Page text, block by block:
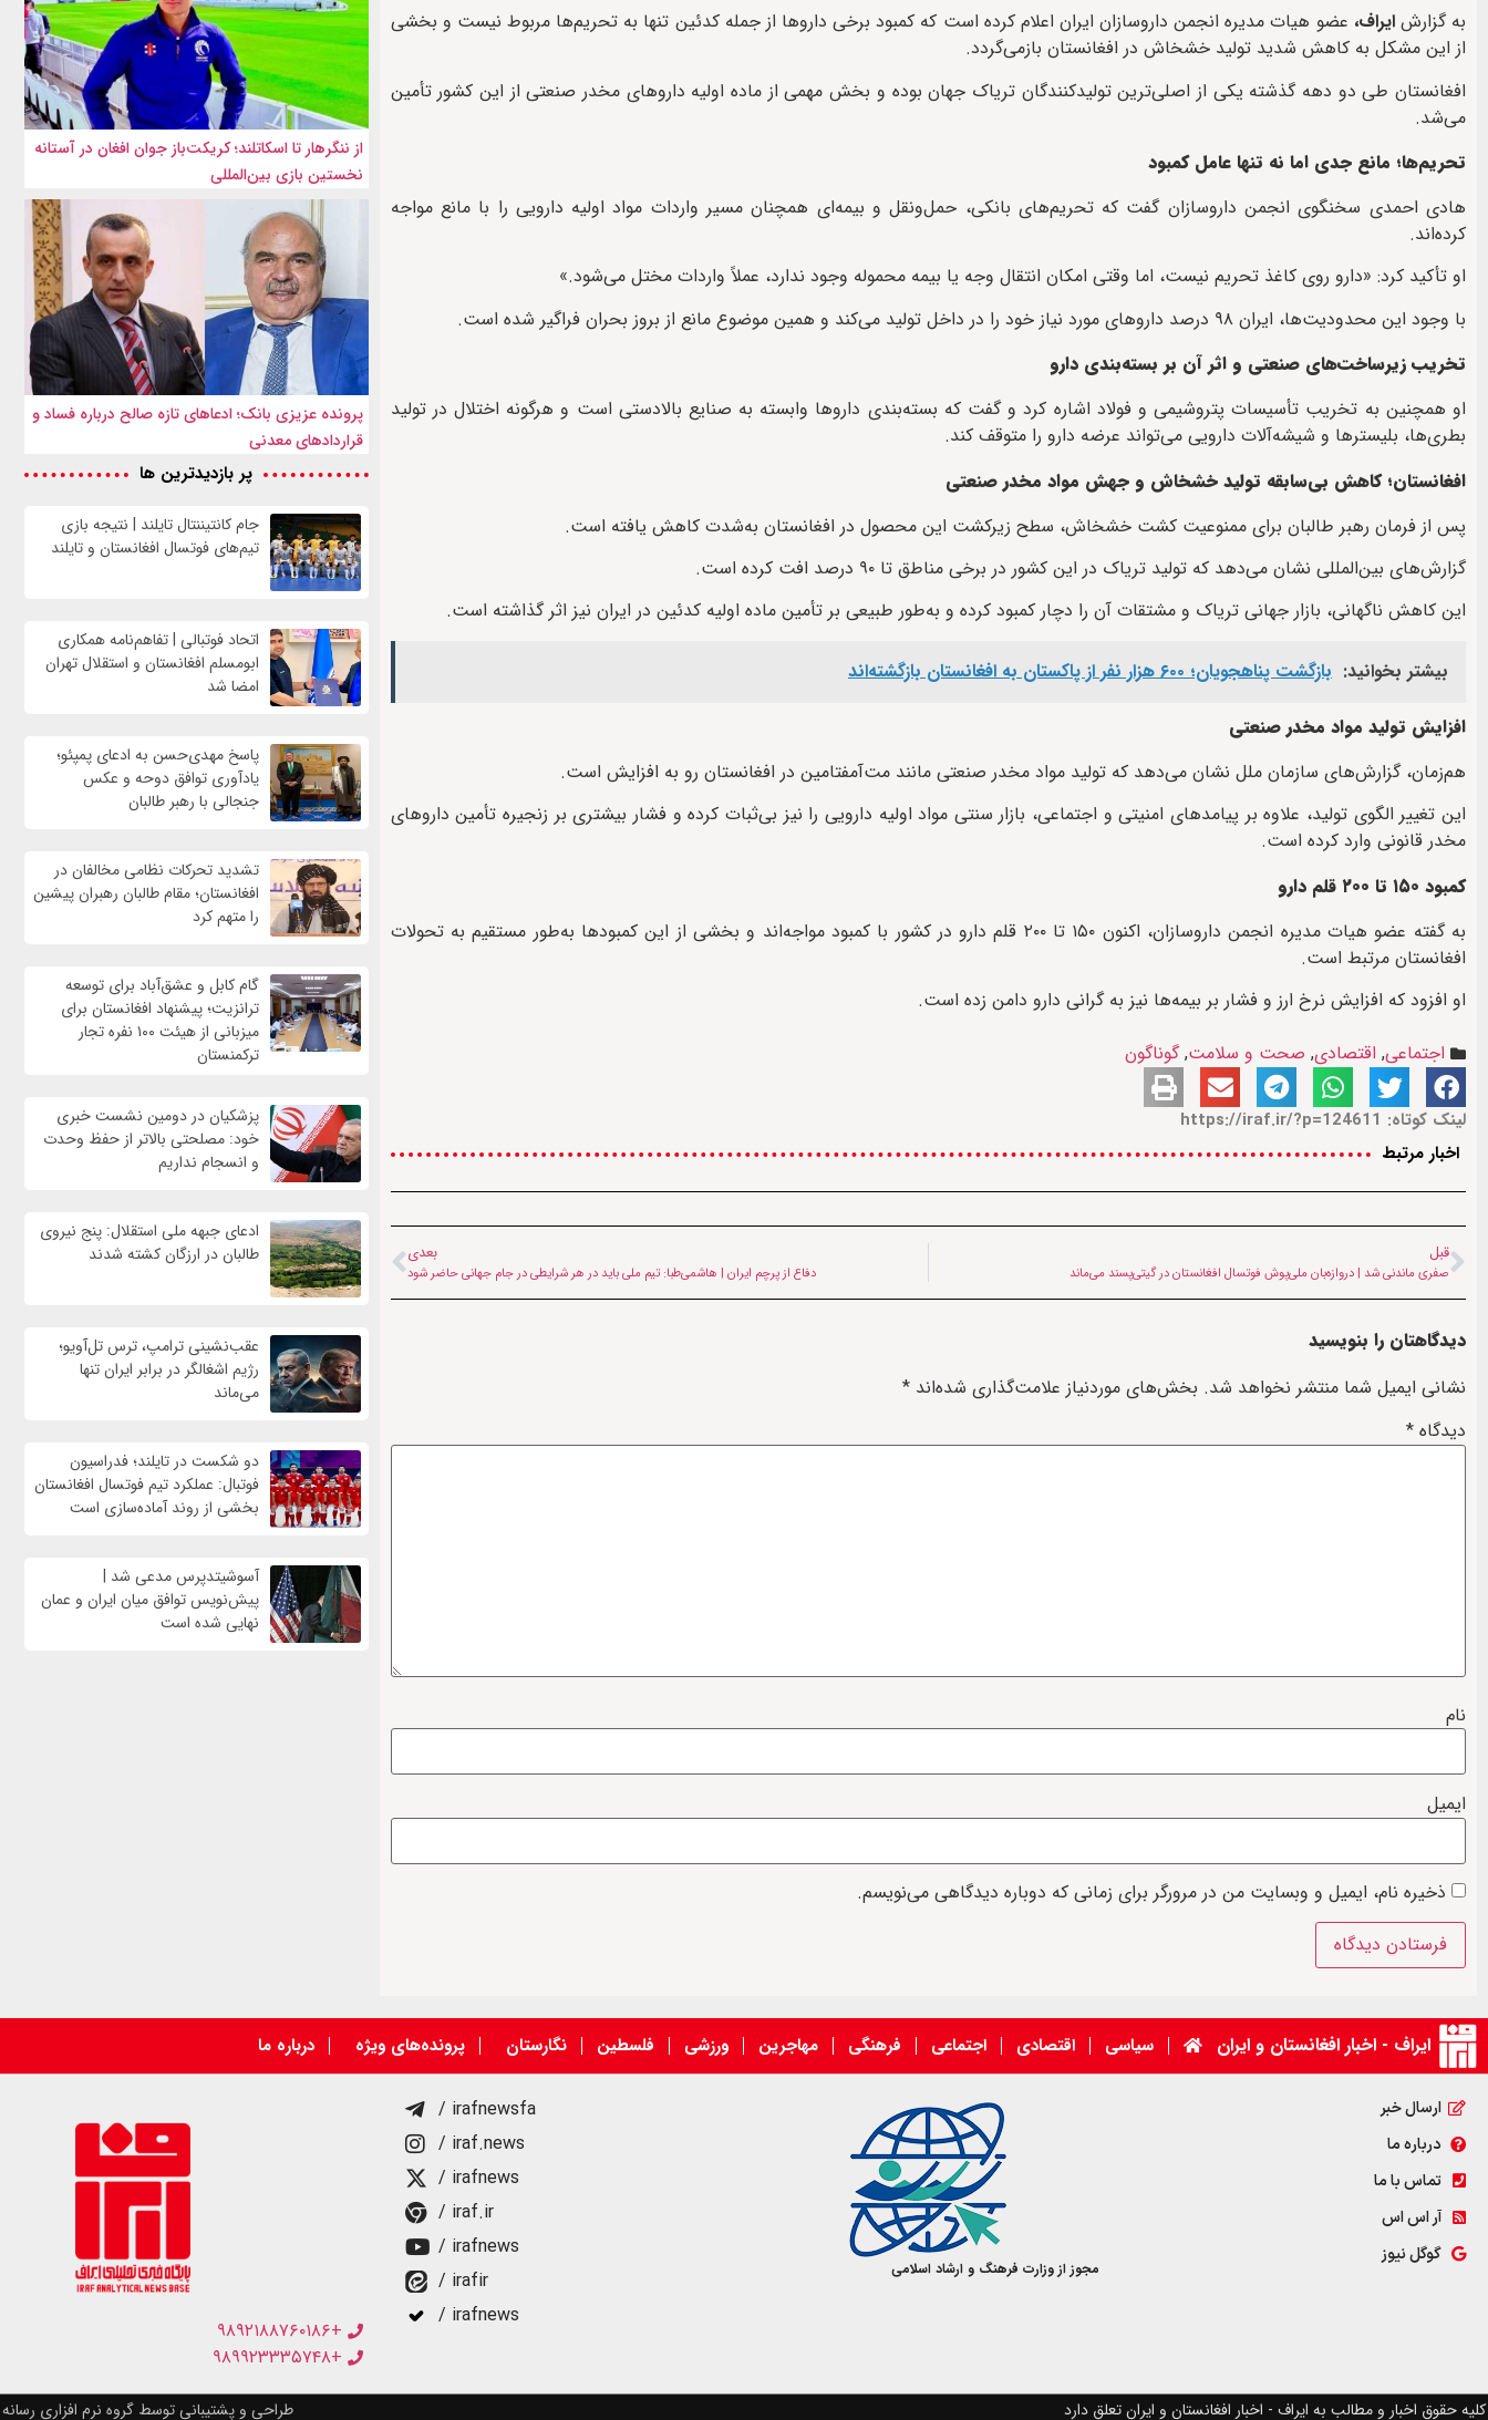
به گزارش ایراف، عضو هیات مدیره انجمن داروسازان ایران اعلام کرده است که کمبود برخی داروها از جمله کدئین تنها به تحریم‌ها مربوط نیست و بخشی
از این مشکل به کاهش شدید تولید خشخاش در افغانستان بازمی‌گردد.
افغانستان طی دو دهه گذشته یکی از اصلی‌ترین تولیدکنندگان تریاک جهان بوده و بخش مهمی از ماده اولیه داروهای مخدر صنعتی از این کشور تأمین
می‌شد.
تحریم‌ها؛ مانع جدی اما نه تنها عامل کمبود
هادی احمدی سخنگوی انجمن داروسازان گفت که تحریم‌های بانکی، حمل‌ونقل و بیمه‌ای همچنان مسیر واردات مواد اولیه دارویی را با مانع مواجه
کرده‌اند.
او تأکید کرد: «دارو روی کاغذ تحریم نیست، اما وقتی امکان انتقال وجه یا بیمه محموله وجود ندارد، عملاً واردات مختل می‌شود.»
با وجود این محدودیت‌ها، ایران ۹۸ درصد داروهای مورد نیاز خود را در داخل تولید می‌کند و همین موضوع مانع از بروز بحران فراگیر شده است.
تخریب زیرساخت‌های صنعتی و اثر آن بر بسته‌بندی دارو
او همچنین به تخریب تأسیسات پتروشیمی و فولاد اشاره کرد و گفت که بسته‌بندی داروها وابسته به صنایع بالادستی است و هرگونه اختلال در تولید
بطری‌ها، بلیسترها و شیشه‌آلات دارویی می‌تواند عرضه دارو را متوقف کند.
افغانستان؛ کاهش بی‌سابقه تولید خشخاش و جهش مواد مخدر صنعتی
پس از فرمان رهبر طالبان برای ممنوعیت کشت خشخاش، سطح زیرکشت این محصول در افغانستان به‌شدت کاهش یافته است.
گزارش‌های بین‌المللی نشان می‌دهد که تولید تریاک در این کشور در برخی مناطق تا ۹۰ درصد افت کرده است.
این کاهش ناگهانی، بازار جهانی تریاک و مشتقات آن را دچار کمبود کرده و به‌طور طبیعی بر تأمین ماده اولیه کدئین در ایران نیز اثر گذاشته است.
بیشتر بخوانید: بازگشت پناهجویان؛ ۶۰۰ هزار نفر از پاکستان به افغانستان بازگشته‌اند
افزایش تولید مواد مخدر صنعتی
هم‌زمان، گزارش‌های سازمان ملل نشان می‌دهد که تولید مواد مخدر صنعتی مانند مت‌آمفتامین در افغانستان رو به افزایش است.
این تغییر الگوی تولید، علاوه بر پیامدهای امنیتی و اجتماعی، بازار سنتی مواد اولیه دارویی را نیز بی‌ثبات کرده و فشار بیشتری بر زنجیره تأمین داروهای
مخدر قانونی وارد کرده است.
کمبود ۱۵۰ تا ۲۰۰ قلم دارو
به گفته عضو هیات مدیره انجمن داروسازان، اکنون ۱۵۰ تا ۲۰۰ قلم دارو در کشور با کمبود مواجه‌اند و بخشی از این کمبودها به‌طور مستقیم به تحولات
افغانستان مرتبط است.
او افزود که افزایش نرخ ارز و فشار بر بیمه‌ها نیز به گرانی دارو دامن زده است.
اجتماعی, اقتصادی, صحت و سلامت,گوناگون
لینک کوتاه: https://iraf.ir/?p=124611
اخبار مرتبط
قبل
صفری ماندنی شد | دروازه‌بان ملی‌پوش فوتسال افغانستان در گیتی‌پسند می‌ماند
بعدی
دفاع از پرچم ایران | هاشمی‌طبا: تیم ملی باید در هر شرایطی در جام جهانی حاضر شود
دیدگاهتان را بنویسید
نشانی ایمیل شما منتشر نخواهد شد. بخش‌های موردنیاز علامت‌گذاری شده‌اند *
دیدگاه *
نام
ایمیل
ذخیره نام، ایمیل و وبسایت من در مرورگر برای زمانی که دوباره دیدگاهی می‌نویسم.
از ننگرهار تا اسکاتلند؛ کریکت‌باز جوان افغان در آستانه
نخستین بازی بین‌المللی
پرونده عزیزی بانک؛ ادعاهای تازه صالح درباره فساد و
قراردادهای معدنی
پر بازدیدترین ها
جام کانتیننتال تایلند | نتیجه بازی
تیم‌های فوتسال افغانستان و تایلند
اتحاد فوتبالی | تفاهم‌نامه همکاری
ابومسلم افغانستان و استقلال تهران
امضا شد
پاسخ مهدی‌حسن به ادعای پمپئو؛
یادآوری توافق دوحه و عکس
جنجالی با رهبر طالبان
تشدید تحرکات نظامی مخالفان در
افغانستان؛ مقام طالبان رهبران پیشین
را متهم کرد
گام کابل و عشق‌آباد برای توسعه
ترانزیت؛ پیشنهاد افغانستان برای
میزبانی از هیئت ۱۰۰ نفره تجار
ترکمنستان
پزشکیان در دومین نشست خبری
خود: مصلحتی بالاتر از حفظ وحدت
و انسجام نداریم
ادعای جبهه ملی استقلال: پنج نیروی
طالبان در ارزگان کشته شدند
عقب‌نشینی ترامپ، ترس تل‌آویو؛
رژیم اشغالگر در برابر ایران تنها
می‌ماند
دو شکست در تایلند؛ فدراسیون
فوتبال: عملکرد تیم فوتسال افغانستان
بخشی از روند آماده‌سازی است
آسوشیتدپرس مدعی شد |
پیش‌نویس توافق میان ایران و عمان
نهایی شده است
ایراف - اخبار افغانستان و ایران سیاسی اقتصادی اجتماعی فرهنگی مهاجرین ورزشی فلسطین نگارستان پرونده‌های ویژه درباره ما
ارسال خبر
درباره ما
تماس با ما
آر اس اس
گوگل نیوز
مجوز از وزارت فرهنگ و ارشاد اسلامی
/ irafnewsfa
/ iraf.news
/ irafnews
/ iraf.ir
/ irafnews
/ irafir
/ irafnews
+۹۸۹۲۱۸۸۷۶۰۱۸۶
+۹۸۹۹۲۳۳۳۵۷۴۸
کلیه حقوق اخبار و مطالب به ایراف - اخبار افغانستان و ایران تعلق دارد طراحی و پشتیبانی توسط گروه نرم افزاری رسانه